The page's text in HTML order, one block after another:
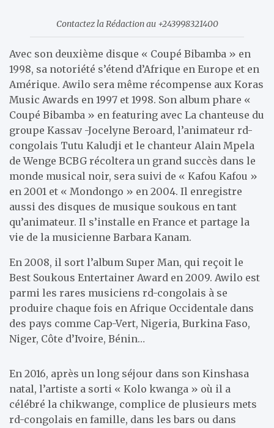
Contactez la Rédaction au +243998321400
Avec son deuxième disque « Coupé Bibamba » en
1998, sa notoriété s’étend d’Afrique en Europe et en
Amérique. Awilo sera même récompense aux Koras
Music Awards en 1997 et 1998. Son album phare «
Coupé Bibamba » en featuring avec La chanteuse du
groupe Kassav -Jocelyne Beroard, l’animateur rd-
congolais Tutu Kaludji et le chanteur Alain Mpela
de Wenge BCBG récoltera un grand succès dans le
monde musical noir, sera suivi de « Kafou Kafou »
en 2001 et « Mondongo » en 2004. Il enregistre
aussi des disques de musique soukous en tant
qu’animateur. Il s’installe en France et partage la
vie de la musicienne Barbara Kanam.
En 2008, il sort l’album Super Man, qui reçoit le
Best Soukous Entertainer Award en 2009. Awilo est
parmi les rares musiciens rd-congolais à se
produire chaque fois en Afrique Occidentale dans
des pays comme Cap-Vert, Nigeria, Burkina Faso,
Niger, Côte d’Ivoire, Bénin…
En 2016, après un long séjour dans son Kinshasa
natal, l’artiste a sorti « Kolo kwanga » où il a
célébré la chikwange, complice de plusieurs mets
rd-congolais en famille, dans les bars ou dans